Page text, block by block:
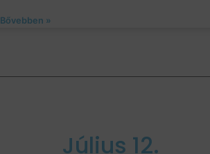
Bővebben »
Július 12.